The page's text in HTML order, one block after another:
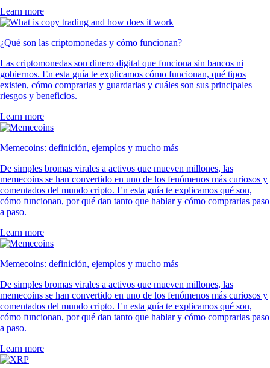
Learn more
¿Qué son las criptomonedas y cómo funcionan?
Las criptomonedas son dinero digital que funciona sin bancos ni
gobiernos. En esta guía te explicamos cómo funcionan, qué tipos
existen, cómo comprarlas y guardarlas y cuáles son sus principales
riesgos y beneficios.
Learn more
Memecoins: definición, ejemplos y mucho más
De simples bromas virales a activos que mueven millones, las
memecoins se han convertido en uno de los fenómenos más curiosos y
comentados del mundo cripto. En esta guía te explicamos qué son,
cómo funcionan, por qué dan tanto que hablar y cómo comprarlas paso
a paso.
Learn more
Memecoins: definición, ejemplos y mucho más
De simples bromas virales a activos que mueven millones, las
memecoins se han convertido en uno de los fenómenos más curiosos y
comentados del mundo cripto. En esta guía te explicamos qué son,
cómo funcionan, por qué dan tanto que hablar y cómo comprarlas paso
a paso.
Learn more